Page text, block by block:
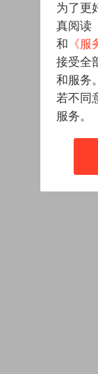
为了更
真阅读
和 《服
接受全
和服务。
若不同
服务。